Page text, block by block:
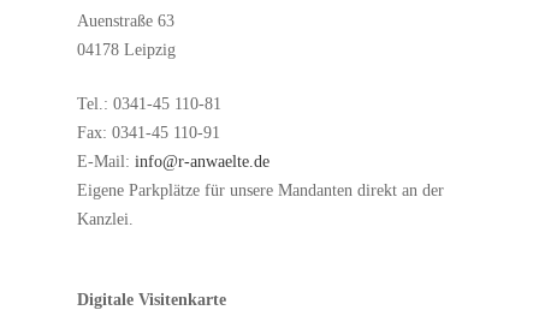
Auenstraße 63
04178 Leipzig
Tel.: 0341-45 110-81
Fax: 0341-45 110-91
E-Mail: info@r-anwaelte.de
Eigene Parkplätze für unsere Mandanten direkt an der
Kanzlei.
Digitale Visitenkarte